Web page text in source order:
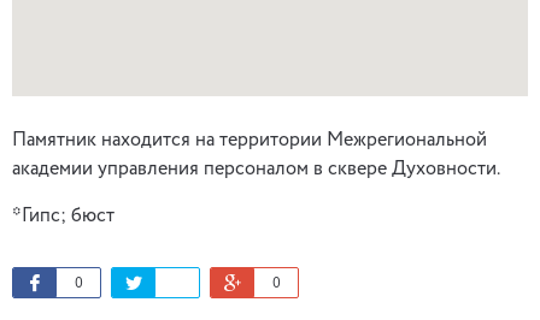
Памятник находится на территории Межрегиональной
академии управления персоналом в сквере Духовности.
*Гипс; бюст
0 0